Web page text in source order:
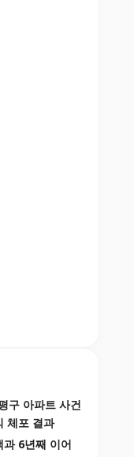
구 아파트 사건
체포 결과
6년째 이어